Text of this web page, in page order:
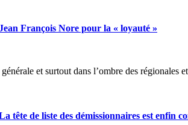
François Nore pour la « loyauté »
et surtout dans l’ombre des
de liste des démissionnaires est enfin